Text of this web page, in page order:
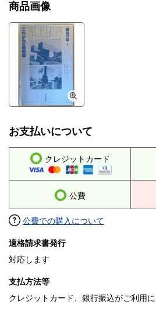
商品画像
お支払いについて
クレジットカード
公費
公費での購入について
適格請求書発行
対応します
支払方法等
クレジットカード、銀行振込がご利用に